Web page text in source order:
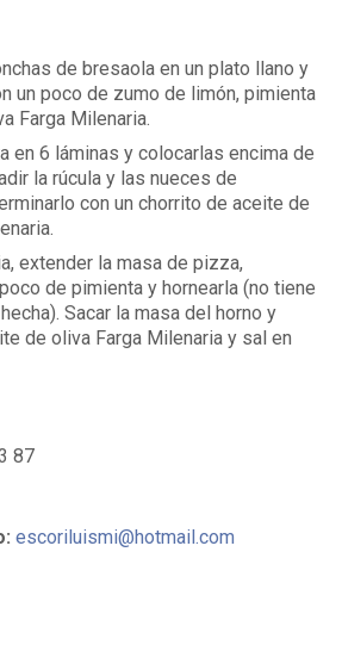
de bresaola en un plato llano y
un poco de zumo de limón, pimienta
Farga Milenaria.
en 6 láminas y colocarlas encima de
la rúcula y las nueces de
con un chorrito de aceite de
extender la masa de pizza,
de pimienta y hornearla (no tiene
Sacar la masa del horno y
de oliva Farga Milenaria y sal en
87
escoriluismi@hotmail.com